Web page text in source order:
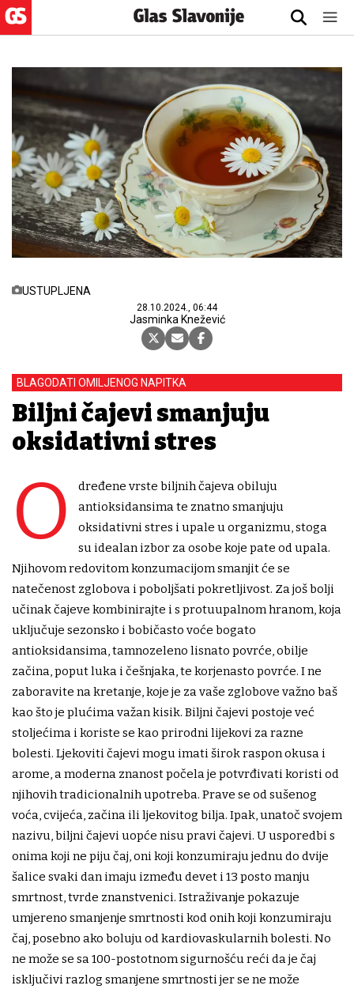
USTUPLJENA
28.10.2024., 06:44
Jasminka Knežević
BLAGODATI OMILJENOG NAPITKA
Biljni čajevi smanjuju
oksidativni stres
O
dređene vrste biljnih čajeva obiluju
antioksidansima te znatno smanjuju
oksidativni stres i upale u organizmu, stoga
su idealan izbor za osobe koje pate od upala.
Njihovom redovitom konzumacijom smanjit će se
natečenost zglobova i poboljšati pokretljivost. Za još bolji
učinak čajeve kombinirajte i s protuupalnom hranom, koja
uključuje sezonsko i bobičasto voće bogato
antioksidansima, tamnozeleno lisnato povrće, obilje
začina, poput luka i češnjaka, te korjenasto povrće. I ne
zaboravite na kretanje, koje je za vaše zglobove važno baš
kao što je plućima važan kisik. Biljni čajevi postoje već
stoljećima i koriste se kao prirodni lijekovi za razne
bolesti. Ljekoviti čajevi mogu imati širok raspon okusa i
arome, a moderna znanost počela je potvrđivati koristi od
njihovih tradicionalnih upotreba. Prave se od sušenog
voća, cvijeća, začina ili ljekovitog bilja. Ipak, unatoč svojem
nazivu, biljni čajevi uopće nisu pravi čajevi. U usporedbi s
onima koji ne piju čaj, oni koji konzumiraju jednu do dvije
šalice svaki dan imaju između devet i 13 posto manju
smrtnost, tvrde znanstvenici. Istraživanje pokazuje
umjereno smanjenje smrtnosti kod onih koji konzumiraju
čaj, posebno ako boluju od kardiovaskularnih bolesti. No
ne može se sa 100-postotnom sigurnošću reći da je čaj
isključivi razlog smanjene smrtnosti jer se ne može